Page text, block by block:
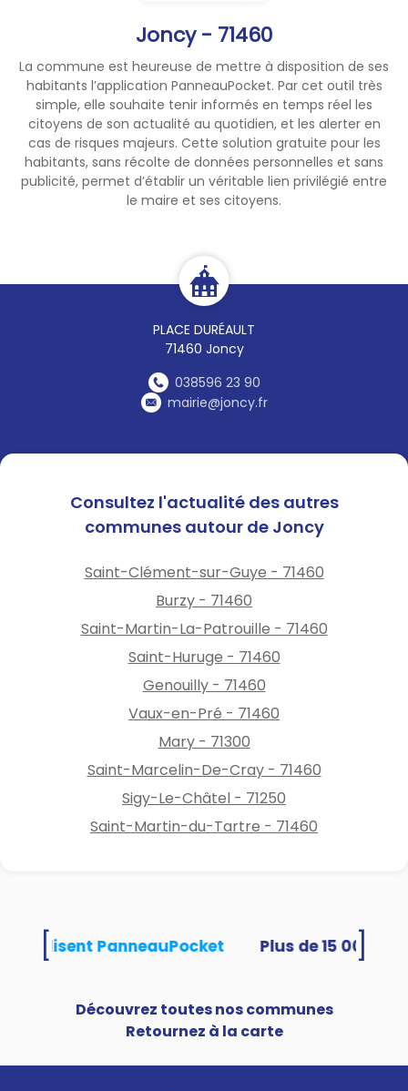
Joncy - 71460
La commune est heureuse de mettre à disposition de ses
habitants l’application PanneauPocket. Par cet outil très
simple, elle souhaite tenir informés en temps réel les
citoyens de son actualité au quotidien, et les alerter en
cas de risques majeurs. Cette solution gratuite pour les
habitants, sans récolte de données personnelles et sans
publicité, permet d’établir un véritable lien privilégié entre
le maire et ses citoyens.
PLACE DURÉAULT
71460 Joncy
038596 23 90
mairie@joncy.fr
Consultez l'actualité des autres
communes autour de Joncy
Saint-Clément-sur-Guye - 71460
Burzy - 71460
Saint-Martin-La-Patrouille - 71460
Saint-Huruge - 71460
Genouilly - 71460
Vaux-en-Pré - 71460
Mary - 71300
Saint-Marcelin-De-Cray - 71460
Sigy-Le-Châtel - 71250
Saint-Martin-du-Tartre - 71460
utilisent PanneauPocket
Découvrez toutes nos communes
Retournez à la carte